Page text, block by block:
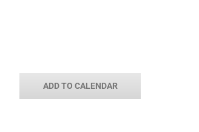
ADD TO CALENDAR